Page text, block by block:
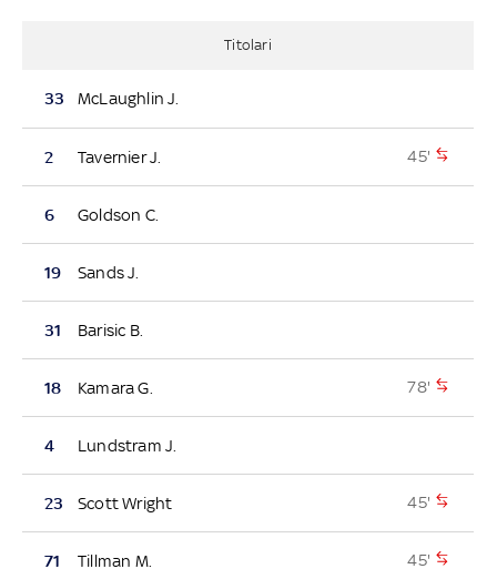
Titolari
33 McLaughlin J.
2 Tavernier J. 45'
6 Goldson C.
19 Sands J.
31 Barisic B.
18 Kamara G. 78'
4 Lundstram J.
23 Scott Wright 45'
71 Tillman M. 45'